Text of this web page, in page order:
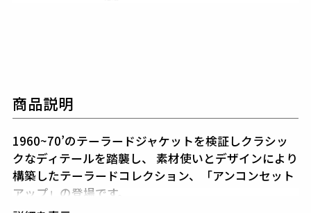
商品説明
1960~70’のテーラードジャケットを検証しクラシッ
クなディテールを踏襲し、 素材使いとデザインにより
構築したテーラードコレクション、「アンコンセット
アップ」の登場です。